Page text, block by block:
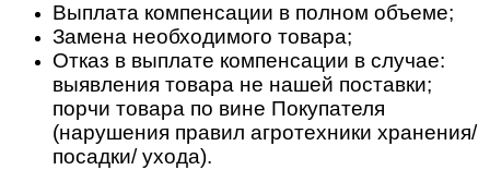
Выплата компенсации в полном объеме;
Замена необходимого товара;
Отказ в выплате компенсации в случае:
выявления товара не нашей поставки;
порчи товара по вине Покупателя
(нарушения правил агротехники хранения/
посадки/ ухода).